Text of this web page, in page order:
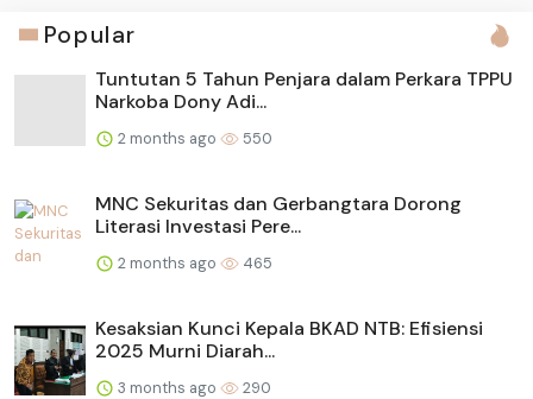
Popular
Tuntutan 5 Tahun Penjara dalam Perkara TPPU
Narkoba Dony Adi...
2 months ago 550
MNC Sekuritas dan Gerbangtara Dorong
Literasi Investasi Pere...
2 months ago 465
Kesaksian Kunci Kepala BKAD NTB: Efisiensi
2025 Murni Diarah...
3 months ago 290